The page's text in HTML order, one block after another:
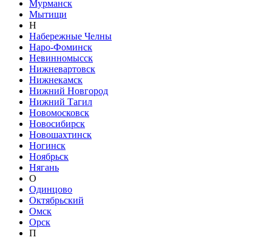
Мурманск
Мытищи
Н
Набережные Челны
Наро-Фоминск
Невинномысск
Нижневартовск
Нижнекамск
Нижний Новгород
Нижний Тагил
Новомосковск
Новосибирск
Новошахтинск
Ногинск
Ноябрьск
Нягань
О
Одинцово
Октябрьский
Омск
Орск
П